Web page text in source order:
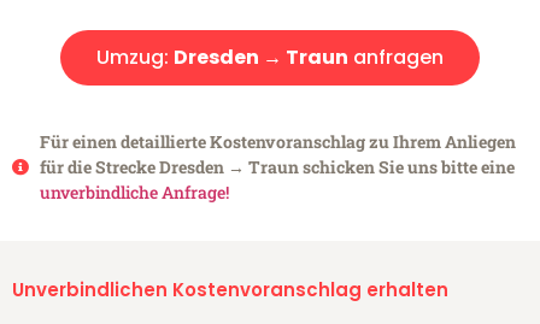
Umzug: Dresden → Traun anfragen
Für einen detaillierte Kostenvoranschlag zu Ihrem Anliegen
für die Strecke Dresden → Traun schicken Sie uns bitte eine
unverbindliche Anfrage!
Unverbindlichen Kostenvoranschlag erhalten